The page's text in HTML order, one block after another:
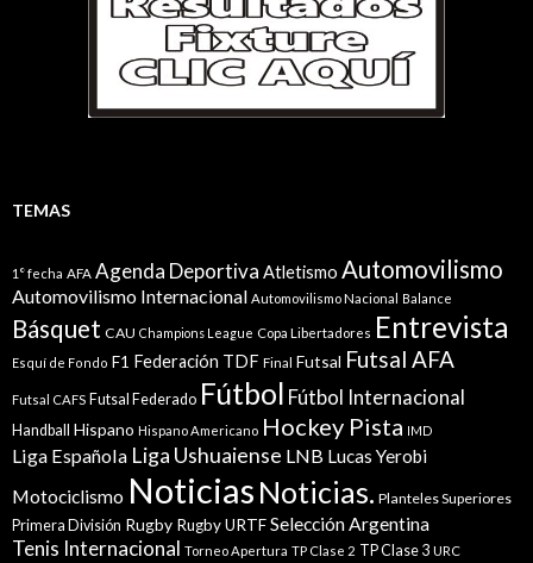
TEMAS
1° fecha AFA Agenda Deportiva Atletismo Automovilismo
Automovilismo Internacional Automovilismo Nacional Balance
Básquet CAU Champions League Copa Libertadores Entrevista
Esquí de Fondo F1 Federación TDF Final Futsal Futsal AFA
Futsal CAFS Futsal Federado Fútbol Fútbol Internacional
Handball Hispano Hispano Americano Hockey Pista IMD
Liga Española Liga Ushuaiense LNB Lucas Yerobi
Motociclismo Noticias Noticias. Planteles Superiores
Primera División Rugby Rugby URTFSelección Argentina
Tenis Internacional Torneo Apertura TP Clase 2 TP Clase 3 URC